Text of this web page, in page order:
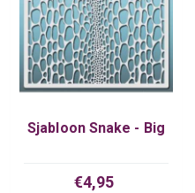
Sjabloon Snake - Big
€4,95